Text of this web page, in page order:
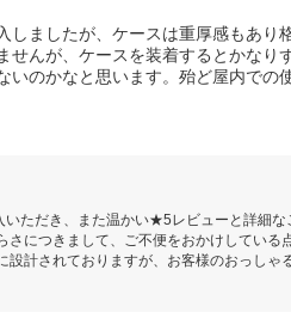
しましたが、ケースは重厚感もあり
んが、ケースを装着するとかなり
いのかなと思います。殆ど屋内での
しケースの脱着が面倒いのも然り
ただき、また温かい★5レビューと詳細な
につきまして、ご不便をおかけしている
計されておりますが、お客様のおっしゃ